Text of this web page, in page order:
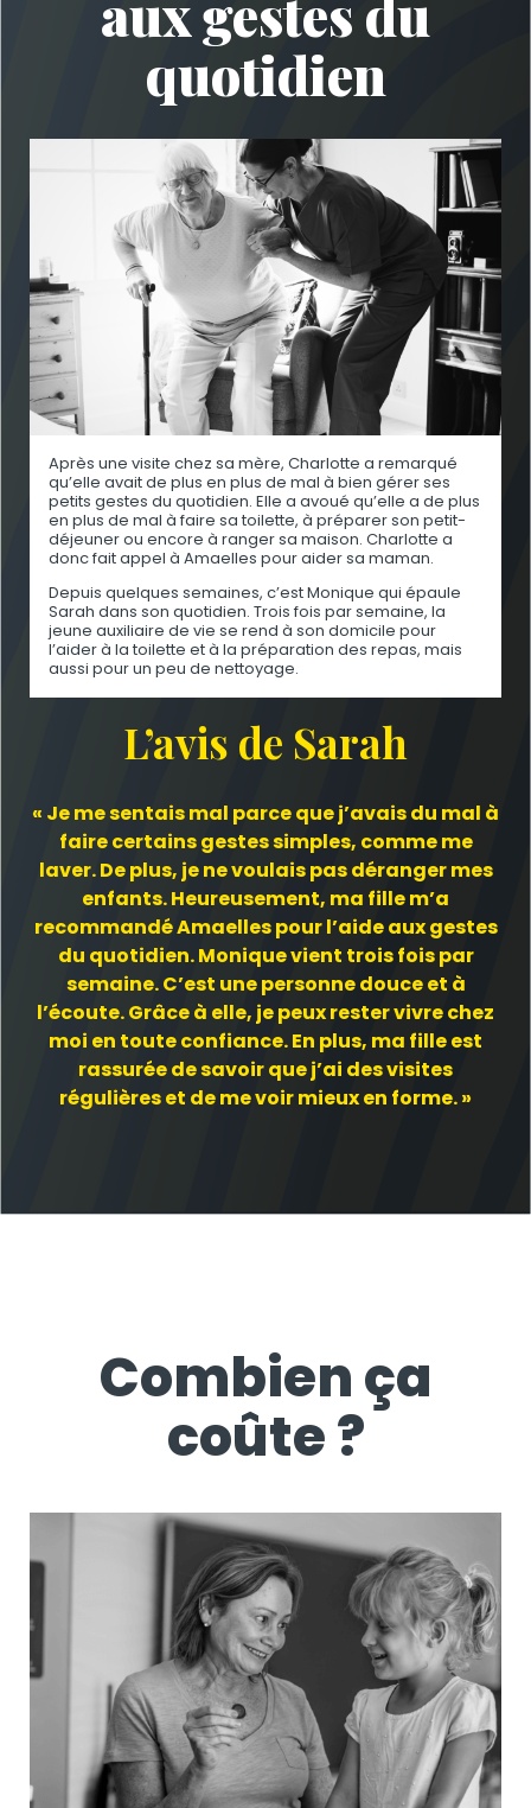
aux gestes du
quotidien
Après une visite chez sa mère, Charlotte a remarqué
qu’elle avait de plus en plus de mal à bien gérer ses
petits gestes du quotidien. Elle a avoué qu’elle a de plus
en plus de mal à faire sa toilette, à préparer son petit-
déjeuner ou encore à ranger sa maison. Charlotte a
donc fait appel à Amaelles pour aider sa maman.
Depuis quelques semaines, c’est Monique qui épaule
Sarah dans son quotidien. Trois fois par semaine, la
jeune auxiliaire de vie se rend à son domicile pour
l’aider à la toilette et à la préparation des repas, mais
aussi pour un peu de nettoyage.
L’avis de Sarah
« Je me sentais mal parce que j’avais du mal à
faire certains gestes simples, comme me
laver. De plus, je ne voulais pas déranger mes
enfants. Heureusement, ma fille m’a
recommandé Amaelles pour l’aide aux gestes
du quotidien. Monique vient trois fois par
semaine. C’est une personne douce et à
l’écoute. Grâce à elle, je peux rester vivre chez
moi en toute confiance. En plus, ma fille est
rassurée de savoir que j’ai des visites
régulières et de me voir mieux en forme. »
Combien ça
coûte ?